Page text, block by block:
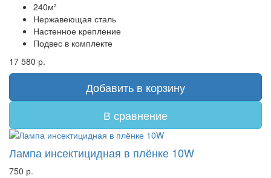
240м²
Нержавеющая сталь
Настенное крепление
Подвес в комплекте
17 580 р.
Добавить в корзину
В сравнение
Лампа инсектицидная в плёнке 10W
750 р.